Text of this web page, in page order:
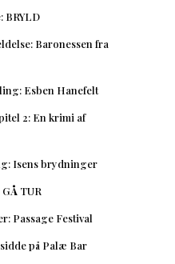
BRYLD
Baronessen fra
Esben Hanefelt
2: En krimi af
Isens brydninger
TUR
Passage Festival
på Palæ Bar